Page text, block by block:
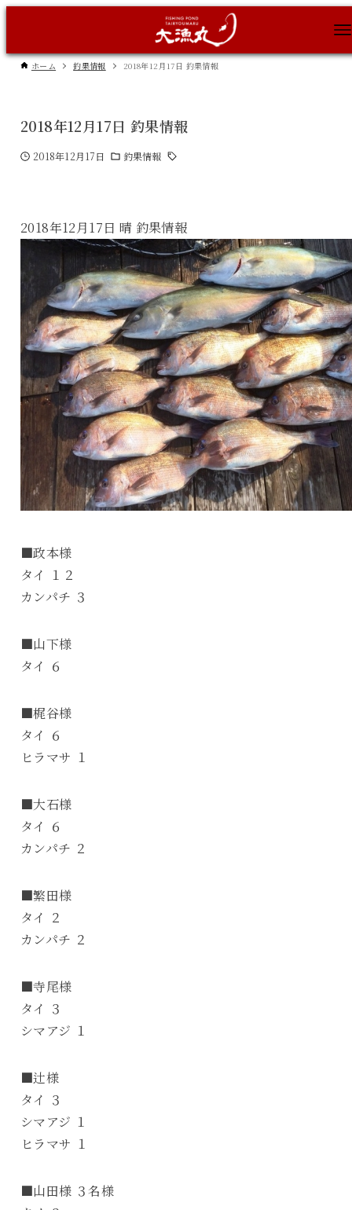
ホーム 釣果情報 2018年12月17日 釣果情報
2018年12月17日 釣果情報
2018年12月17日 釣果情報
2018年12月17日 晴 釣果情報
■政本様
タイ １２
カンパチ ３
■山下様
タイ ６
■梶谷様
タイ ６
ヒラマサ １
■大石様
タイ ６
カンパチ ２
■繁田様
タイ ２
カンパチ ２
■寺尾様
タイ ３
シマアジ １
■辻様
タイ ３
シマアジ １
ヒラマサ １
■山田様 ３名様